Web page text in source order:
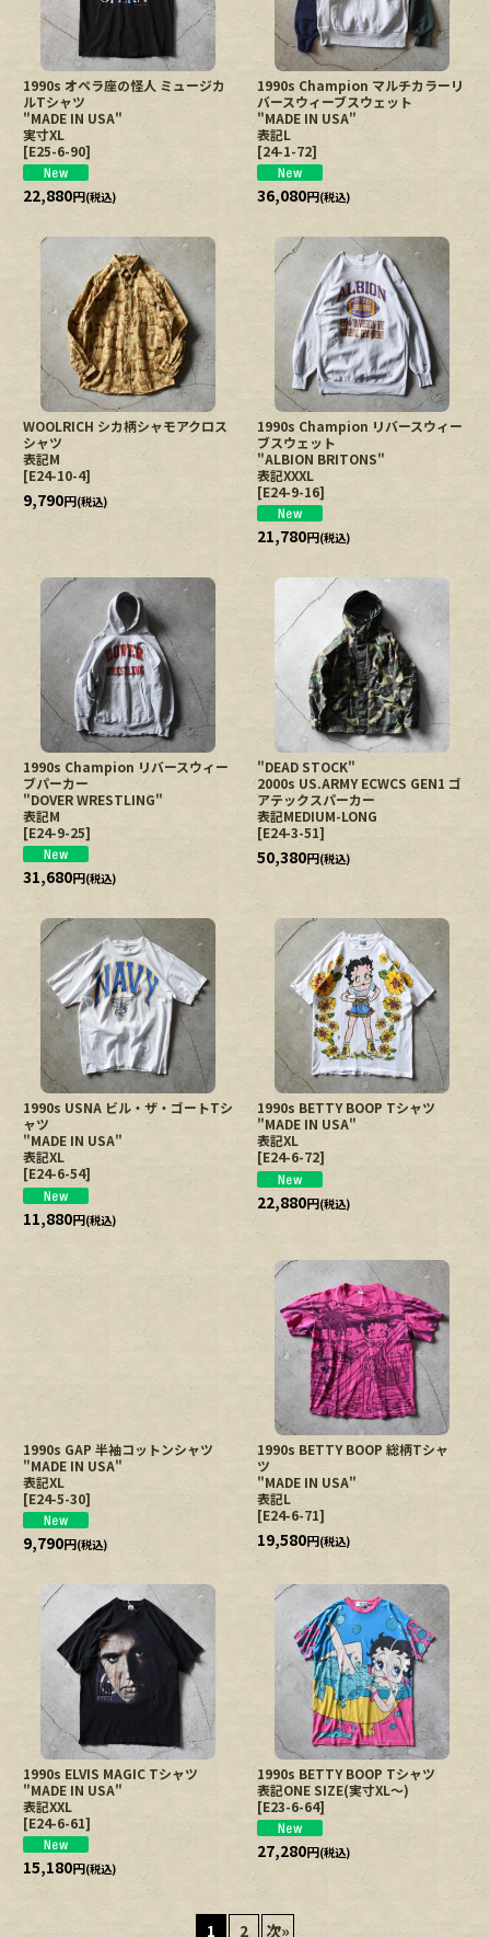
1990s オペラ座の怪人 ミュージカ
ルTシャツ
"MADE IN USA"
実寸XL
[E25-6-90]
22,880円(税込)
1990s Champion マルチカラーリ
バースウィーブスウェット
"MADE IN USA"
表記L
[24-1-72]
36,080円(税込)
WOOLRICH シカ柄シャモアクロス
シャツ
表記M
[E24-10-4]
9,790円(税込)
1990s Champion リバースウィー
ブスウェット
"ALBION BRITONS"
表記XXXL
[E24-9-16]
21,780円(税込)
1990s Champion リバースウィー
ブパーカー
"DOVER WRESTLING"
表記M
[E24-9-25]
31,680円(税込)
"DEAD STOCK"
2000s US.ARMY ECWCS GEN1 ゴ
アテックスパーカー
表記MEDIUM-LONG
[E24-3-51]
50,380円(税込)
1990s USNA ビル・ザ・ゴートTシ
ャツ
"MADE IN USA"
表記XL
[E24-6-54]
11,880円(税込)
1990s BETTY BOOP Tシャツ
"MADE IN USA"
表記XL
[E24-6-72]
22,880円(税込)
1990s GAP 半袖コットンシャツ
"MADE IN USA"
表記XL
[E24-5-30]
9,790円(税込)
1990s BETTY BOOP 総柄Tシャ
ツ
"MADE IN USA"
表記L
[E24-6-71]
19,580円(税込)
1990s ELVIS MAGIC Tシャツ
"MADE IN USA"
表記XXL
[E24-6-61]
15,180円(税込)
1990s BETTY BOOP Tシャツ
表記ONE SIZE(実寸XL〜)
[E23-6-64]
27,280円(税込)
1 2 次»